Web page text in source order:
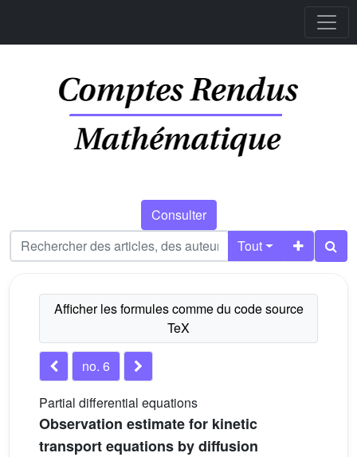
Consulter
Tout
no. 6
Partial differential equations
Observation estimate for kinetic
transport equations by diffusion